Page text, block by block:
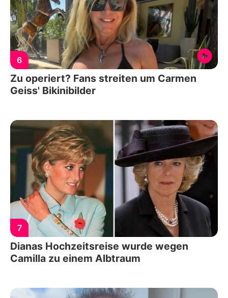
6
Zu operiert? Fans streiten um Carmen
Geiss' Bikinibilder
7
Dianas Hochzeitsreise wurde wegen
Camilla zu einem Albtraum